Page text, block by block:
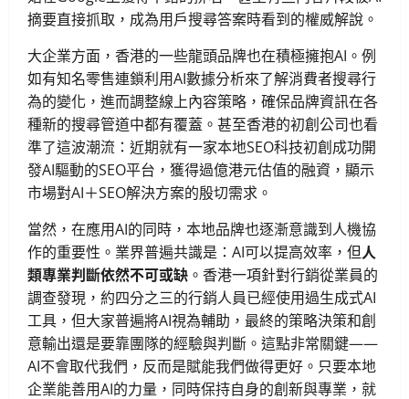
摘要直接抓取，成為用戶搜尋答案時看到的權威解說。
大企業方面，香港的一些龍頭品牌也在積極擁抱AI。例
如有知名零售連鎖利用AI數據分析來了解消費者搜尋行
為的變化，進而調整線上內容策略，確保品牌資訊在各
種新的搜尋管道中都有覆蓋。甚至香港的初創公司也看
準了這波潮流：近期就有一家本地SEO科技初創成功開
發AI驅動的SEO平台，獲得過億港元估值的融資，顯示
市場對AI＋SEO解決方案的殷切需求。
當然，在應用AI的同時，本地品牌也逐漸意識到人機協
作的重要性。業界普遍共識是：AI可以提高效率，但人
類專業判斷依然不可或缺 。香港一項針對行銷從業員的
調查發現，約四分之三的行銷人員已經使用過生成式AI
工具，但大家普遍將AI視為輔助，最終的策略決策和創
意輸出還是要靠團隊的經驗與判斷。這點非常關鍵——
AI不會取代我們，反而是賦能我們做得更好。只要本地
企業能善用AI的力量，同時保持自身的創新與專業，就